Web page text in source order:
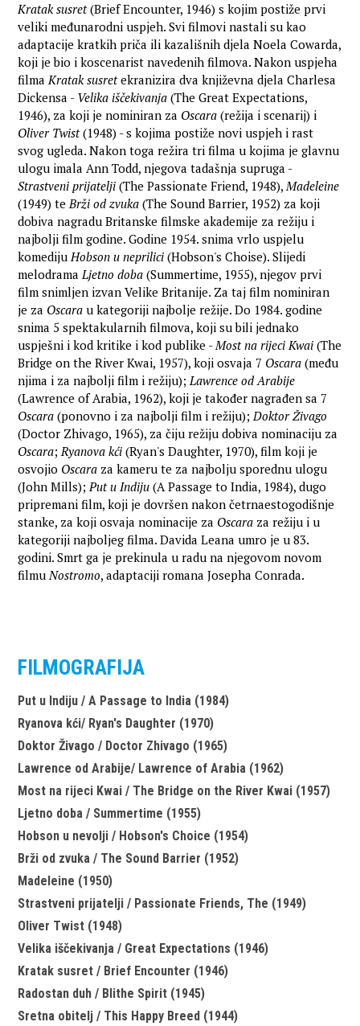
Kratak susret(Brief Encounter, 1946) s kojim postiže prvi
veliki međunarodni uspjeh. Svi filmovi nastali su kao
adaptacije kratkih priča ili kazališnih djela Noela Cowarda,
koji je bio i koscenarist navedenih filmova. Nakon uspjeha
filmaKratak susretekranizira dva književna djela Charlesa
Dickensa - Velika iščekivanja (The Great Expectations,
1946), za koji je nominiran za Oscara(režija i scenarij) i
Oliver Twist(1948) - s kojima postiže novi uspjeh i rast
svog ugleda. Nakon toga režira tri filma u kojima je glavnu
ulogu imala Ann Todd, njegova tadašnja supruga -
Strastveni prijatelji(The Passionate Friend, 1948),Madeleine
(1949) teBrži od zvuka (The Sound Barrier, 1952) za koji
dobiva nagradu Britanske filmske akademije za režiju i
najbolji film godine. Godine 1954. snima vrlo uspjelu
komedijuHobson u neprilici(Hobson's Choise). Slijedi
melodramaLjetno doba(Summertime, 1955), njegov prvi
film snimljen izvan Velike Britanije. Za taj film nominiran
je za Oscara u kategoriji najbolje režije. Do 1984. godine
snima 5 spektakularnih filmova, koji su bili jednako
uspješni i kod kritike i kod publike -Most na rijeci Kwai(The
Bridge on the River Kwai, 1957), koji osvaja 7 Oscara(među
njima i za najbolji film i režiju);Lawrence od Arabije
(Lawrence of Arabia, 1962), koji je također nagrađen sa 7
Oscara (ponovno i za najbolji film i režiju);Doktor Živago
(Doctor Zhivago, 1965), za čiju režiju dobiva nominaciju za
Oscara;Ryanova kći (Ryan's Daughter, 1970), film koji je
osvojio Oscara za kameru te za najbolju sporednu ulogu
(John Mills);Put u Indiju (A Passage to India, 1984), dugo
pripremani film, koji je dovršen nakon četrnaestogodišnje
stanke, za koji osvaja nominacije za Oscara za režiju i u
kategoriji najboljeg filma. Davida Leana umro je u 83.
godini. Smrt ga je prekinula u radu na njegovom novom
filmuNostromo, adaptaciji romana Josepha Conrada.
FILMOGRAFIJA
Put u Indiju / A Passage to India (1984)
Ryanova kći/ Ryan's Daughter (1970)
Doktor Živago / Doctor Zhivago (1965)
Lawrence od Arabije/ Lawrence of Arabia (1962)
Most na rijeci Kwai / The Bridge on the River Kwai (1957)
Ljetno doba / Summertime (1955)
Hobson u nevolji / Hobson's Choice (1954)
Brži od zvuka / The Sound Barrier (1952)
Madeleine (1950)
Strastveni prijatelji / Passionate Friends, The (1949)
Oliver Twist (1948)
Velika iščekivanja / Great Expectations (1946)
Kratak susret / Brief Encounter (1946)
Radostan duh / Blithe Spirit (1945)
Sretna obitelj / This Happy Breed (1944)